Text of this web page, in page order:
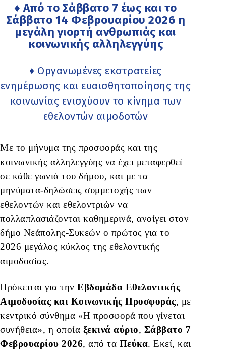
♦ Από το Σάββατο 7 έως και το
Σάββατο 14 Φεβρουαρίου 2026 η
μεγάλη γιορτή ανθρωπιάς και
κοινωνικής αλληλεγγύης
♦ Οργανωμένες εκστρατείες
ενημέρωσης και ευαισθητοποίησης της
κοινωνίας ενισχύουν το κίνημα των
εθελοντών αιμοδοτών
Με το μήνυμα της προσφοράς και της
κοινωνικής αλληλεγγύης να έχει μεταφερθεί
σε κάθε γωνιά του δήμου, και με τα
μηνύματα-δηλώσεις συμμετοχής των
εθελοντών και εθελοντριών να
πολλαπλασιάζονται καθημερινά, ανοίγει στον
δήμο Νεάπολης-Συκεών ο πρώτος για το
2026 μεγάλος κύκλος της εθελοντικής
αιμοδοσίας.
Πρόκειται για την Εβδομάδα Εθελοντικής
Αιμοδοσίας και Κοινωνικής Προσφοράς, με
κεντρικό σύνθημα «Η προσφορά που γίνεται
συνήθεια», η οποία ξεκινά αύριο, Σάββατο 7
Φεβρουαρίου 2026, από τα Πεύκα. Εκεί, και